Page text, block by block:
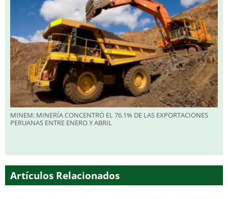
MINEM: MINERÍA CONCENTRÓ EL 76.1% DE LAS EXPORTACIONES
PERUANAS ENTRE ENERO Y ABRIL
Artículos Relacionados